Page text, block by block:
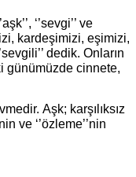
‘’sevgi’’ ve
kardeşimizi, eşimizi,
dedik. Onların
günümüzde cinnete,
Aşk; karşılıksız
ve ‘’özleme’’nin